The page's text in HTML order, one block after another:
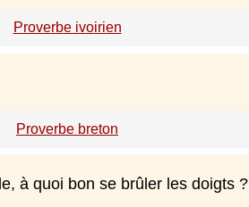
Proverbe ivoirien
Proverbe breton
à quoi bon se brûler les doigts ?